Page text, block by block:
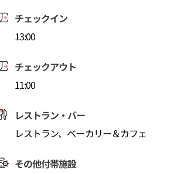
チェックイン
13:00
チェックアウト
11:00
レストラン・バー
レストラン、ベーカリー＆カフェ
その他付帯施設